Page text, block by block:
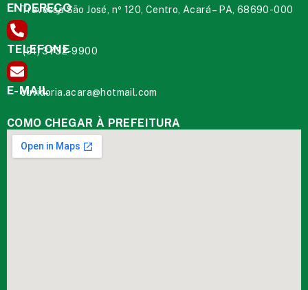
ENDEREÇO
Travessa São José, nº 120, Centro, Acará – PA, 68690-000
TELEFONE
(91) 3732-9900
E-MAIL
ouvidoria.acara@hotmail.com
COMO CHEGAR À PREFEITURA